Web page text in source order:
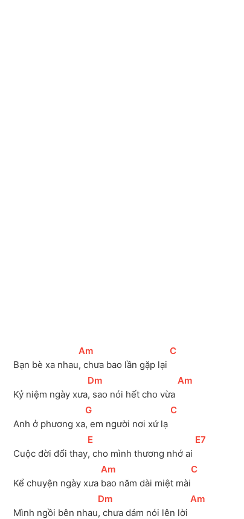
Bạn bè xa nhau
[
Am
, chưa bao lần gặp lại
[
C
Kỷ niệm ngày xưa
[Dm
, sao nói hết cho vừa
[
Am
Anh ở phương xa
[
G
, em người nơi xứ lạ
[
C
Cuộc đời đổi thay
[E
, cho mình thương nhớ ai
[E7
Kể chuyện ngày xưa
[
Am
bao năm dài miệt mài
[
C
Mình ngồi bên nhau
[Dm
, chưa dám nói lên lời
[
Am